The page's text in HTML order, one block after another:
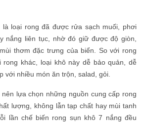
là loại rong đã được rửa sạch muối, phơi
nắng liên tục, nhờ đó giữ được độ giòn,
thơm đặc trưng của biển. So với rong
rong khác, loại khô này dễ bảo quản, dễ
với nhiều món ăn trộn, salad, gỏi.
lựa chọn những nguồn cung cấp rong
lượng, không lẫn tạp chất hay mùi tanh
lần chế biến rong sụn khô 7 nắng đều